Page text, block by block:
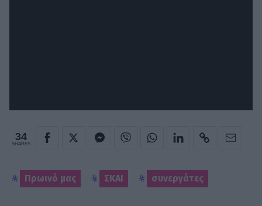
34
SHARES
Πρωινό μας ΣΚΑΙ συνεργάτες